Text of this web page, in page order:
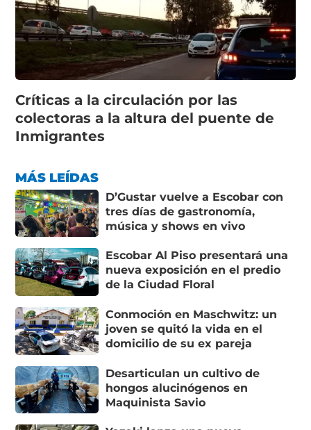
Críticas a la circulación por las
colectoras a la altura del puente de
Inmigrantes
MÁS LEÍDAS
D’Gustar vuelve a Escobar con
tres días de gastronomía,
música y shows en vivo
Escobar Al Piso presentará una
nueva exposición en el predio
de la Ciudad Floral
Conmoción en Maschwitz: un
joven se quitó la vida en el
domicilio de su ex pareja
Desarticulan un cultivo de
hongos alucinógenos en
Maquinista Savio